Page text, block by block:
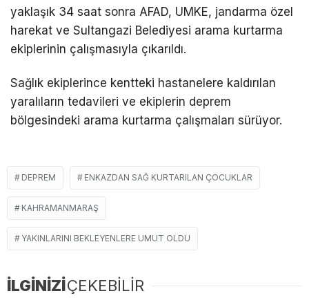
yaklaşık 34 saat sonra AFAD, UMKE, jandarma özel
harekat ve Sultangazi Belediyesi arama kurtarma
ekiplerinin çalışmasıyla çıkarıldı.
Sağlık ekiplerince kentteki hastanelere kaldırılan
yaralıların tedavileri ve ekiplerin deprem
bölgesindeki arama kurtarma çalışmaları sürüyor.
DEPREM ENKAZDAN SAĞ KURTARILAN ÇOCUKLAR
KAHRAMANMARAŞ
YAKINLARINI BEKLEYENLERE UMUT OLDU
İLGİNİZİÇEKEBİLİR